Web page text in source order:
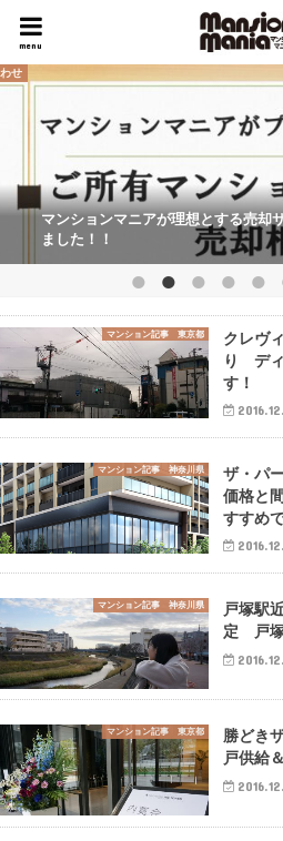
menu
せ
マンションマニアが理想とする売却
ました！！
マンション記事 東京都
クレヴ
り ディ
す！
マンション記事 神奈川県
ザ・パ
価格と
すすめ
マンション記事 神奈川県
戸塚駅
定 戸塚
マンション記事 東京都
勝どき
戸供給